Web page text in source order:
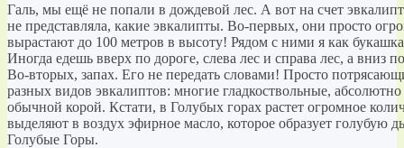
Галь, мы ещё не попали в дождевой лес. А вот на счет
не представляла, какие эвкалипты. Во-первых, они просто
вырастают до 100 метров в высоту! Рядом с ними я как
Иногда едешь вверх по дороге, слева лес и справа лес, а вниз
Во-вторых, запах. Его не передать словами! Просто
разных видов эвкалиптов: многие гладкоствольные, абсолютно
обычной корой. Кстати, в Голубых горах растет огромное
выделяют в воздух эфирное масло, которое образует голубую
Голубые Горы.